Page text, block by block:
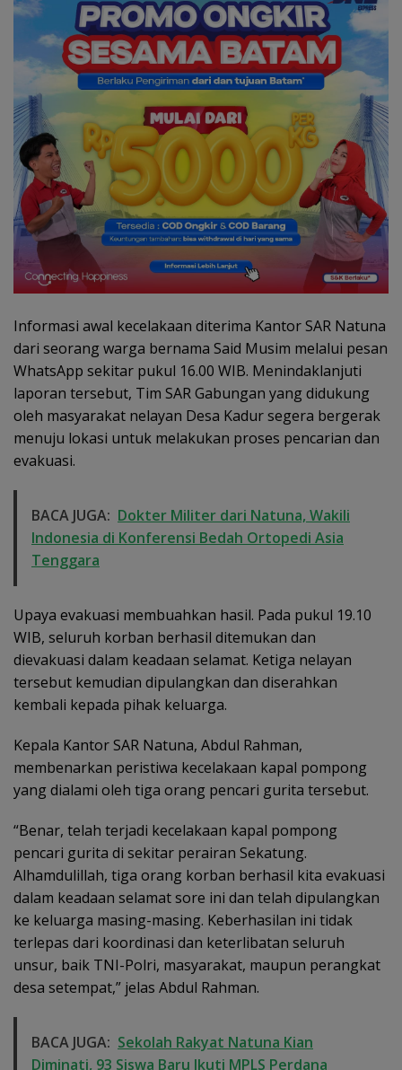
Informasi awal kecelakaan diterima Kantor SAR Natuna
dari seorang warga bernama Said Musim melalui pesan
WhatsApp sekitar pukul 16.00 WIB. Menindaklanjuti
laporan tersebut, Tim SAR Gabungan yang didukung
oleh masyarakat nelayan Desa Kadur segera bergerak
menuju lokasi untuk melakukan proses pencarian dan
evakuasi.
BACA JUGA: Dokter Militer dari Natuna, Wakili
Indonesia di Konferensi Bedah Ortopedi Asia
Tenggara
Upaya evakuasi membuahkan hasil. Pada pukul 19.10
WIB, seluruh korban berhasil ditemukan dan
dievakuasi dalam keadaan selamat. Ketiga nelayan
tersebut kemudian dipulangkan dan diserahkan
kembali kepada pihak keluarga.
Kepala Kantor SAR Natuna, Abdul Rahman,
membenarkan peristiwa kecelakaan kapal pompong
yang dialami oleh tiga orang pencari gurita tersebut.
“Benar, telah terjadi kecelakaan kapal pompong
pencari gurita di sekitar perairan Sekatung.
Alhamdulillah, tiga orang korban berhasil kita evakuasi
dalam keadaan selamat sore ini dan telah dipulangkan
ke keluarga masing-masing. Keberhasilan ini tidak
terlepas dari koordinasi dan keterlibatan seluruh
unsur, baik TNI-Polri, masyarakat, maupun perangkat
desa setempat,” jelas Abdul Rahman.
BACA JUGA: Sekolah Rakyat Natuna Kian
Diminati, 93 Siswa Baru Ikuti MPLS Perdana